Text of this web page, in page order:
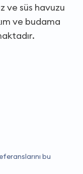
ve süs havuzu
ve budama
bu